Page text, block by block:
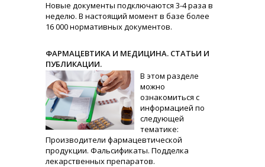
Новые документы подключаются 3-4 раза в
неделю. В настоящий момент в базе более
16 000 нормативных документов.
ФАРМАЦЕВТИКА И МЕДИЦИНА. СТАТЬИ И
ПУБЛИКАЦИИ.
В этом разделе
можно
ознакомиться с
информацией по
следующей
тематике:
Производители фармацевтической
продукции. Фальсификаты. Подделка
лекарственных препаратов.